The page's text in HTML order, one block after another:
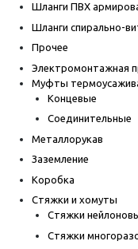
Шланги ПВХ
Шланги спирально-
Прочее
Электромонтажная
Муфты
Концевые
Соединительные
Металлорукав
Заземление
Коробка
Стяжки и хомуты
Стяжки
Стяжки